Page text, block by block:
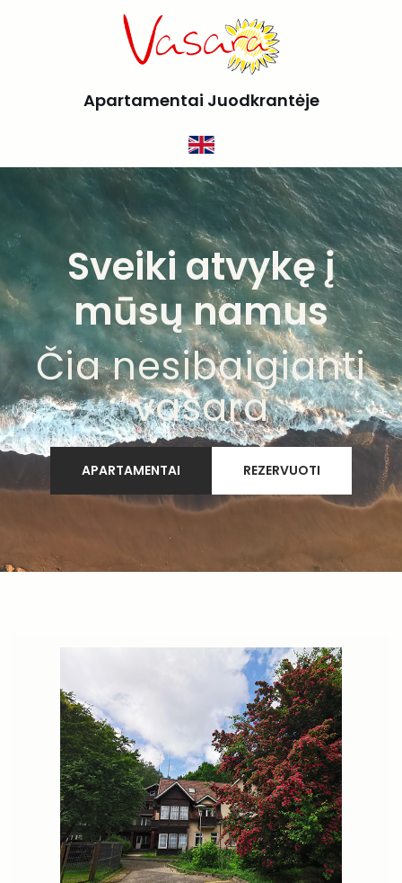
Apartamentai Juodkrantėje
Sveiki atvykę į
mūsų namus
Čia nesibaigianti
vasara
APARTAMENTAI REZERVUOTI